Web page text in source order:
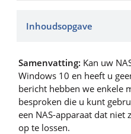
Inhoudsopgave
Samenvatting: Kan uw
Windows 10 en heeft u
bericht hebben we enkele
besproken die u kunt
een NAS-apparaat dat niet
op te lossen.